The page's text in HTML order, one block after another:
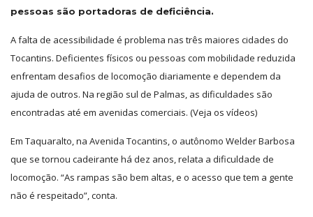
pessoas são portadoras de deficiência.
A falta de acessibilidade é problema nas três maiores cidades do
Tocantins. Deficientes físicos ou pessoas com mobilidade reduzida
enfrentam desafios de locomoção diariamente e dependem da
ajuda de outros. Na região sul de Palmas, as dificuldades são
encontradas até em avenidas comerciais. (Veja os vídeos)
Em Taquaralto, na Avenida Tocantins, o autônomo Welder Barbosa
que se tornou cadeirante há dez anos, relata a dificuldade de
locomoção. “As rampas são bem altas, e o acesso que tem a gente
não é respeitado”, conta.